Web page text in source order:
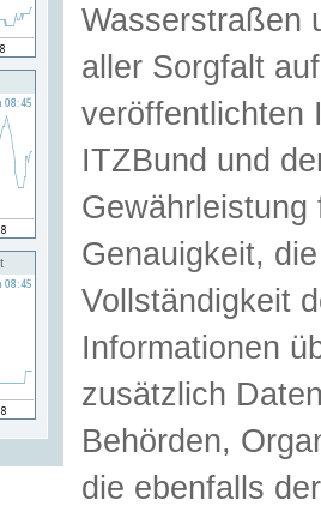
Wasserstraßen
aller Sorgfalt
veröffentlichten
ITZBund und
Genauigkeit,
Vollständigkeit
Informationen
zusätzlich
Behörden,
die ebenfalls